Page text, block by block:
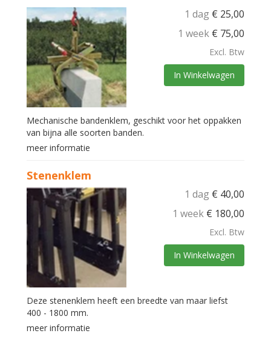
1 dag € 25,00
1 week € 75,00
Excl. Btw
In Winkelwagen
Mechanische bandenklem, geschikt voor het oppakken
van bijna alle soorten banden.
meer informatie
Stenenklem
1 dag € 40,00
1 week € 180,00
Excl. Btw
In Winkelwagen
Deze stenenklem heeft een breedte van maar liefst
400 - 1800 mm.
meer informatie